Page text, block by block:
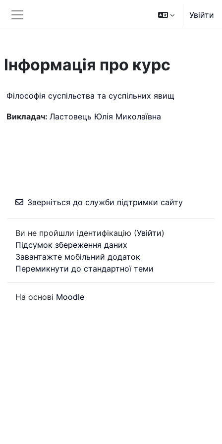
Бокова панель
Увійти
Інформація про курс
Філософія суспільства та суспільних явищ
Викладач: Ластовець Юлія Миколаївна
Зверніться до служби підтримки сайту
Ви не пройшли ідентифікацію (Увійти)
Підсумок збереження даних
Завантажте мобільний додаток
Перемикнути до стандартної теми
На основі Moodle